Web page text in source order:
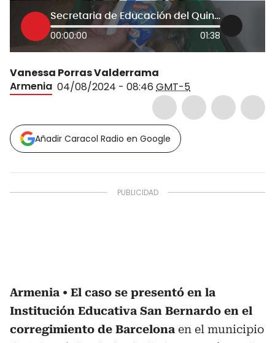
Secretaria de Educación del Quindío caso ratón
00:00:00 01:38
Vanessa Porras Valderrama
Armenia 04/08/2024 - 08:46 GMT-5
Añadir Caracol Radio en Google
Armenia
El caso se presentó en la
Institución Educativa San Bernardo en el
corregimiento de Barcelona en el municipio